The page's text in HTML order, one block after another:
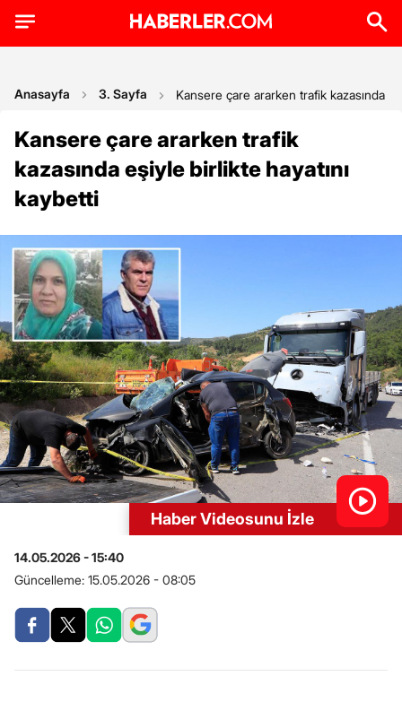
Anasayfa 3. Sayfa Kansere çare ararken trafik kazasında
Kansere çare ararken trafik
kazasında eşiyle birlikte hayatını
kaybetti
Haber Videosunu İzle
14.05.2026 - 15:40
Güncelleme: 15.05.2026 - 08:05